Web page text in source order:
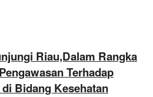
Riau,Dalam Rangka
Terhadap
Bidang Kesehatan